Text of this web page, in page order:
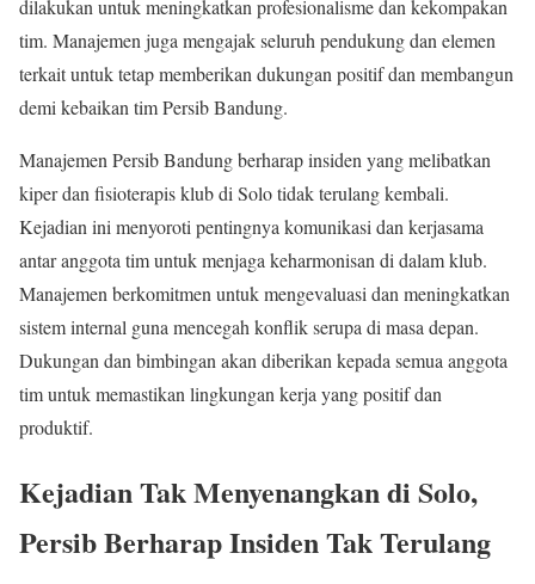
dilakukan untuk meningkatkan profesionalisme dan kekompakan
tim. Manajemen juga mengajak seluruh pendukung dan elemen
terkait untuk tetap memberikan dukungan positif dan membangun
demi kebaikan tim Persib Bandung.
Manajemen Persib Bandung berharap insiden yang melibatkan
kiper dan fisioterapis klub di Solo tidak terulang kembali.
Kejadian ini menyoroti pentingnya komunikasi dan kerjasama
antar anggota tim untuk menjaga keharmonisan di dalam klub.
Manajemen berkomitmen untuk mengevaluasi dan meningkatkan
sistem internal guna mencegah konflik serupa di masa depan.
Dukungan dan bimbingan akan diberikan kepada semua anggota
tim untuk memastikan lingkungan kerja yang positif dan
produktif.
Kejadian Tak Menyenangkan di Solo,
Persib Berharap Insiden Tak Terulang